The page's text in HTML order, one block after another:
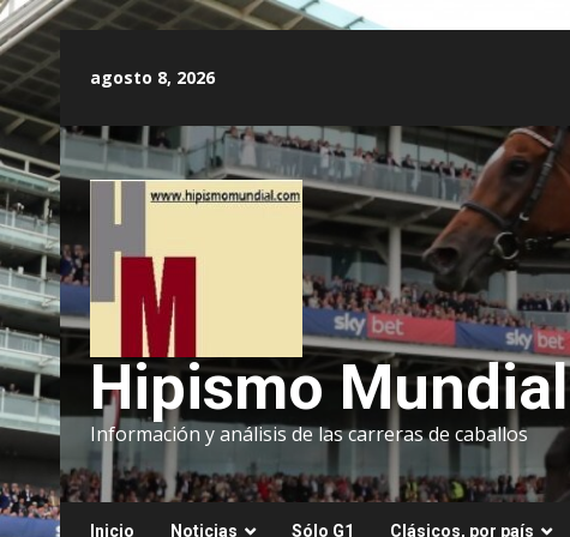
contenido
agosto 8, 2026
Hipismo Mundial
Información y análisis de las carreras de caballos
Inicio Noticias Sólo G1 Clásicos, por país